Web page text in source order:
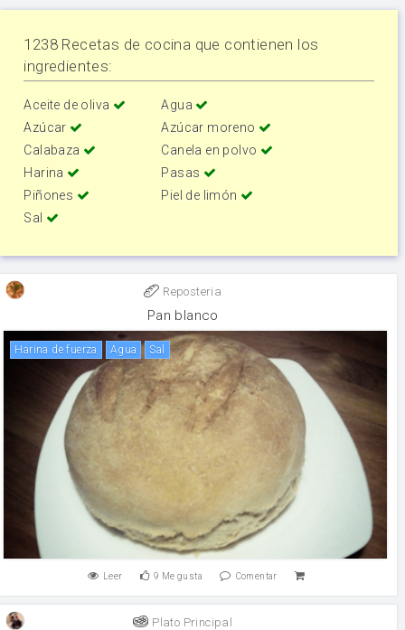
1238 Recetas de cocina que contienen los
ingredientes:
Aceite de oliva
Agua
Azúcar
Azúcar moreno
Calabaza
Canela en polvo
Harina
Pasas
Piñones
Piel de limón
Sal
Reposteria
Pan blanco
harina de fuerza agua sal
Leer 9 Me gusta Comentar
Plato Principal